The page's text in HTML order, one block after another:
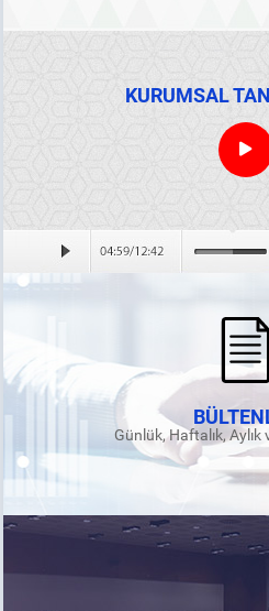
KURUMSAL
Günlük, Haftalık, Aylık